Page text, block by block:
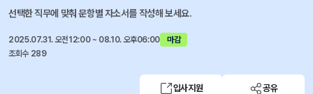
선택한 직무에 맞춰 문항별 자소서를 작성해 보세요.
2025.07.31. 오전12:00 ~ 08.10. 오후06:00
마감
조회수 289
입사지원 공유